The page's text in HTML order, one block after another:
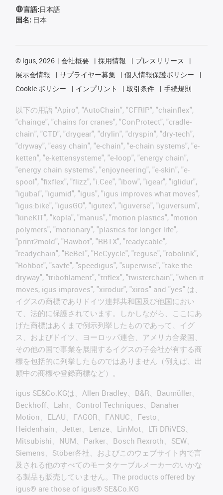
言語:日本語
国名: 日本
© igus, 2026 会社概要 採用情報
プレスリリース
展示会情報
サプライヤー募集
個人情報保護ポリシー
Cookie ポリシー
インプリント 取引条件 手続規則
以下の用語 "Apiro", "AutoChain", "CFRIP", "chainflex",
"chainge", "chains for cranes", "ConProtect", "cradle-
chain", "CTD", "drygear", "drylin", "dryspin", "dry-tech",
"dryway", "easy chain", "e-chain", "e-chain systems", "e-
ketten", "e-kettensysteme", "e-loop", "energy chain",
"energy chain systems", "enjoyneering", "e-skin", "e-
spool", "fixflex", "flizz", "i.Cee", "ibow", "igear", "iglidur",
"igubal", "igumid", "igus", "igus improves what moves",
"igus:bike", "igusGO", "igutex", "iguverse", "iguversum",
"kineKIT", "kopla", "manus", "motion plastics", "motion
polymers", "motionary", "plastics for longer life",
"print2mold", "Rawbot", "RBTX", "readycable",
"readychain", "ReBeL", "ReCyycle", "reguse", "robolink",
"Rohbot", "savfe", "speedigus", "superwise", "take the
dryway", "tribofilament", "triflex", "twisterchain", "when it
moves, igus improves", "xirodur", "xiros" and "yes" は、
イグスの商標でありドイツ連邦共和国及び他国におい
て、法的に保護されています。しかしながら、ここにあ
げた商標はあくまで例示列挙したものであって、イグ
ス、およびドイツ、ヨーロッパ連合、アメリカ合衆国、
その他の国で事業を展開するイグスの子会社が有する商
標を包括的に列挙したものではありません（例えば、出
願中の商標や登録商標など）。
igus SE&Co.KGは、Allen Bradley、B&R、Baumüller、
Beckhoff、Lahr、Control Techniques、Danaher
Motion、ELAU、FAGOR、FANUC、Festo、
Heidenhain、Jetter、Lenze、LinMot、LTi DRiVES、
Mitsubishi、NUM、Parker、Bosch Rexroth、SEW、
Siemens、Stöber各社、およびこのウェブサイト内で言
及される他のすべてのモータケーブルメーカーのいかな
る製品も販売していません。The products offered by
igus® are those of igus® SE&Co.KG